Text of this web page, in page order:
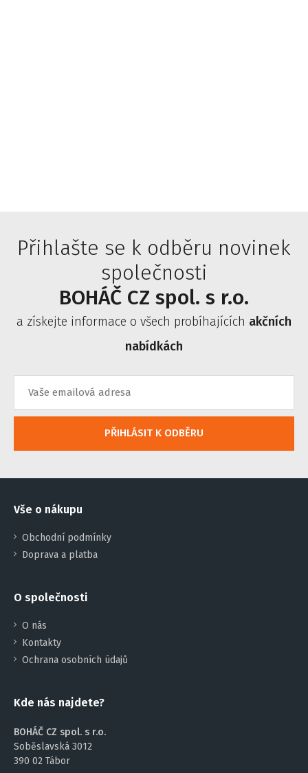
Přihlašte se k odběru novinek
společnosti
BOHÁČ CZ spol. s r.o.
a získejte informace o všech probíhajících akčních
nabídkách
PŘIHLÁSIT K ODBĚRU
Vše o nákupu
Obchodní podmínky
Doprava a platba
O společnosti
O nás
Kontakty
Ochrana osobních údajů
Kde nás najdete?
BOHÁČ CZ spol. s r.o.
Soběslavská 3012
390 02 Tábor